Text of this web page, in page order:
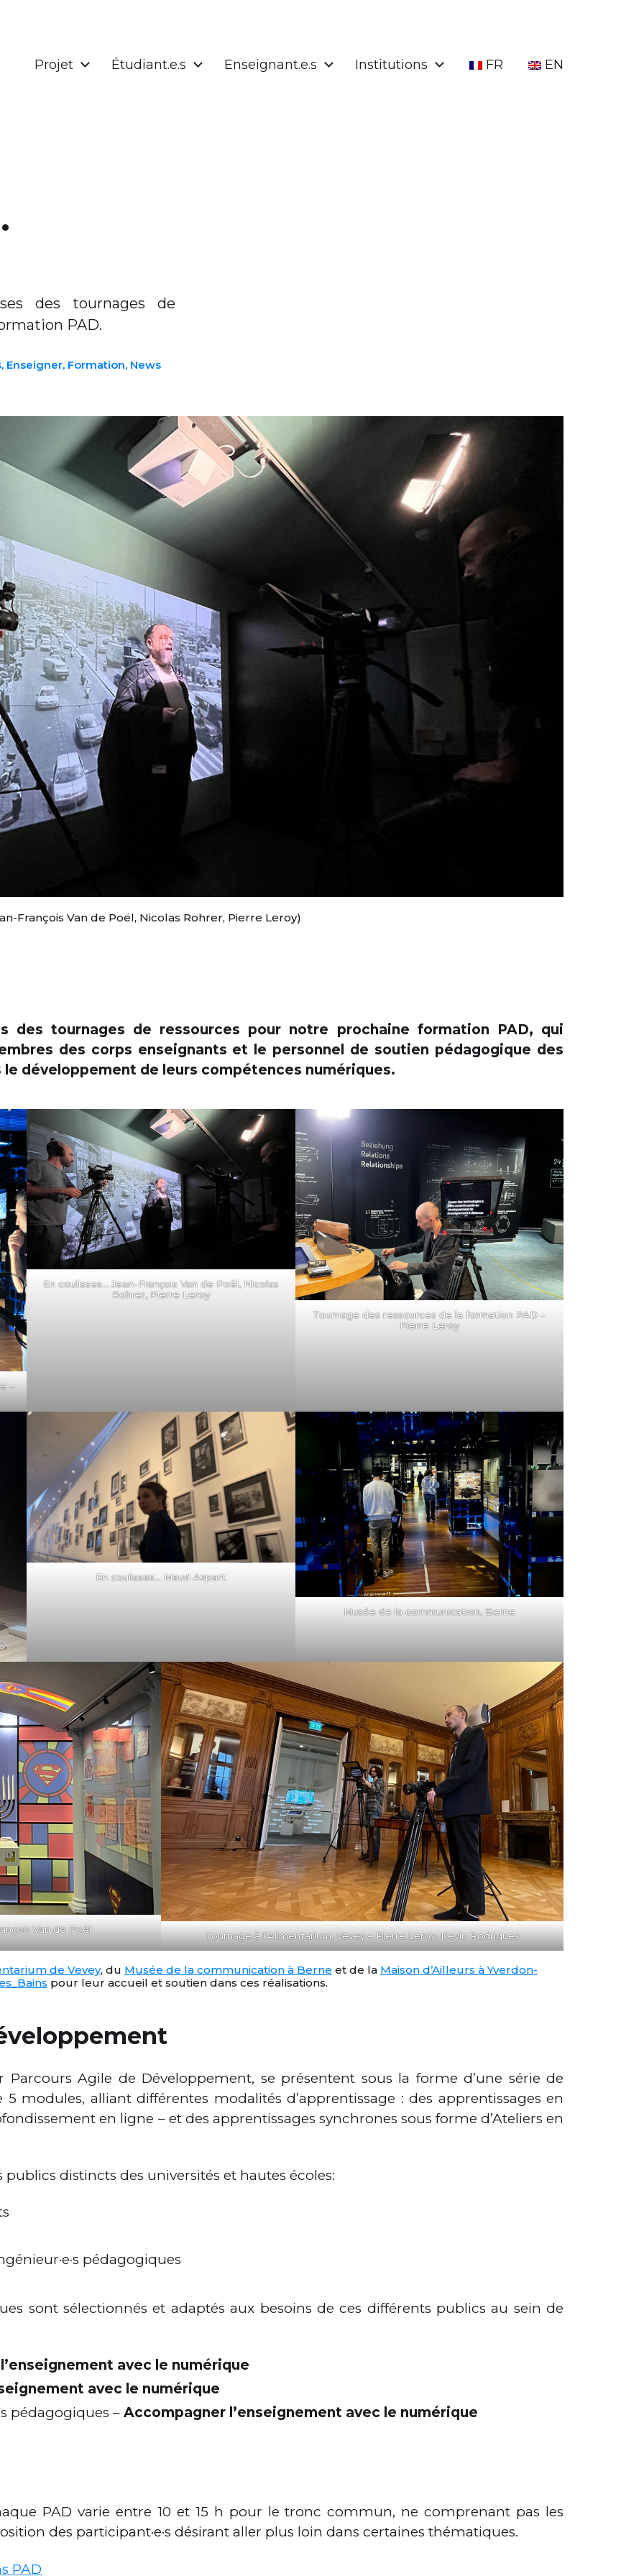
Projet Étudiant.e.s Enseignant.e.s Institutions FR EN
des tournages de
PAD.
, Enseigner, Formation, News
François Van de Poël, Nicolas Rohrer, Pierre Leroy)
des tournages de ressources pour notre prochaine formation PAD, qui
des corps enseignants et le personnel de soutien pédagogique des
développement de leurs compétences numériques.
–
En coulisses… Jean-François Van de Poël, Nicolas
Rohrer, Pierre Leroy
Tournage des ressources de la formation PAD –
Pierre Leroy
En coulisses… Maud Aspart
Musée de la communication, Berne
Van de Poël
Tournage à l’Alimentarium, Vevey – Pierre Leroy, Kevin Rodrigues
de Vevey, du Musée de la communication à Berne et de la Maison d’Ailleurs à Yverdon-
pour leur accueil et soutien dans ces réalisations.
Parcours Agile de Développement, se présentent sous la forme d’une série de
modules, alliant différentes modalités d’apprentissage : des apprentissages en
en ligne – et des apprentissages synchrones sous forme d’Ateliers en
distincts des universités et hautes écoles:
pédagogiques
sont sélectionnés et adaptés aux besoins de ces différents publics au sein de
avec le numérique
avec le numérique
pédagogiques – Accompagner l’enseignement avec le numérique
PAD varie entre 10 et 15 h pour le tronc commun, ne comprenant pas les
des participant·e·s désirant aller plus loin dans certaines thématiques.
PAD